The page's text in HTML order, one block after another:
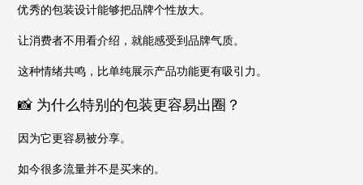
优秀的包装设计能够把品牌个性放大。
让消费者不用看介绍，就能感受到品牌气质。
这种情绪共鸣，比单纯展示产品功能更有吸引力。
📸 为什么特别的包装更容易出圈？
因为它更容易被分享。
如今很多流量并不是买来的。